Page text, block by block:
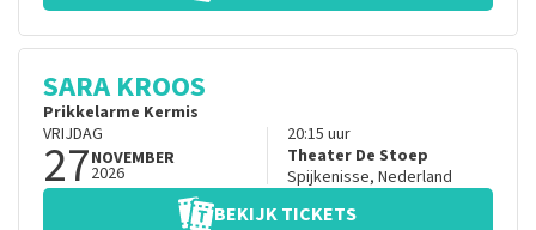
SARA KROOS
Prikkelarme Kermis
VRIJDAG
27NOVEMBER
2026
20:15 uur
Theater De Stoep
Spijkenisse, Nederland
BEKIJK TICKETS